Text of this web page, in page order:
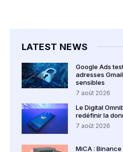
LATEST NEWS
Google Ads
adresses
sensibles
7 août 2026
Le Digital
redéfinir la
7 août 2026
MiCA :